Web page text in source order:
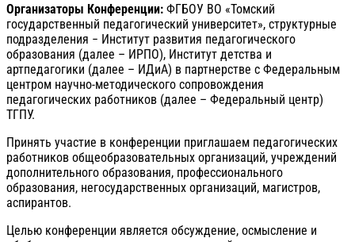
Организаторы Конференции: ФГБОУ ВО «Томский
государственный педагогический университет», структурные
подразделения − Институт развития педагогического
образования (далее – ИРПО), Институт детства и
артпедагогики (далее – ИДиА) в партнерстве с Федеральным
центром научно-методического сопровождения
педагогических работников (далее – Федеральный центр)
ТГПУ.
Принять участие в конференции приглашаем педагогических
работников общеобразовательных организаций, учреждений
дополнительного образования, профессионального
образования, негосударственных организаций, магистров,
аспирантов.
Целью конференции является обсуждение, осмысление и